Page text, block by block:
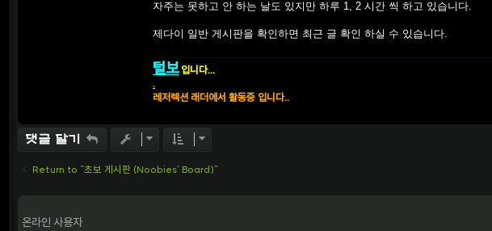
자주는 못하고 안 하는 날도 있지만 하루 1, 2 시간 씩 하고 있습니다.
제다이 일반 게시판을 확인하면 최근 글 확인 하실 수 있습니다.
털보입니다...
.
레저렉션 래더에서 활동중 입니다..
댓글 달기
Return to “초보 게시판 (Noobies' Board)”
온라인 사용자